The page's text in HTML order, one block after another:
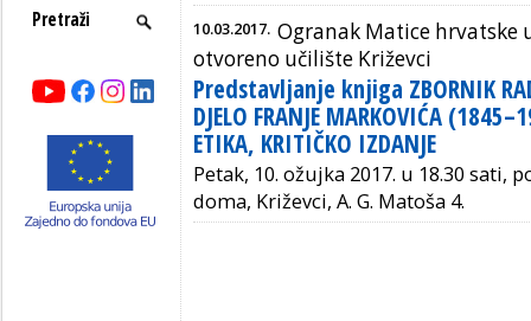
10.03.2017. Ogranak Matice hrvatske
otvoreno učilište Križevci
Predstavljanje knjiga ZBORNIK
DJELO FRANJE MARKOVIĆA
ETIKA, KRITIČKO IZDANJE
Petak, 10. ožujka 2017. u 18.30 sati,
doma, Križevci, A. G. Matoša 4.